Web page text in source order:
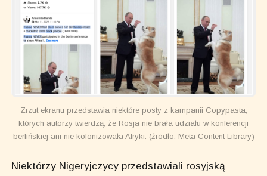
Zrzut ekranu przedstawia niektóre posty z kampanii Copypasta,
których autorzy twierdzą, że Rosja nie brała udziału w konferencji
berlińskiej ani nie kolonizowała Afryki. (źródło: Meta Content Library)
Niektórzy Nigeryjczycy przedstawiali rosyjską